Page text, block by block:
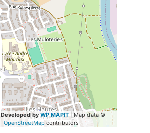
Developed byWP MAPIT| Map data ©
OpenStreetMap contributors